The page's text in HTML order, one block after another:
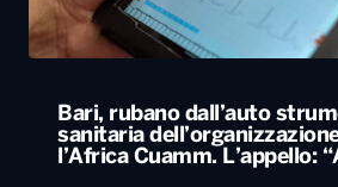
Bari, rubano dall’auto
sanitaria
l’Africa Cuamm. L’appello: